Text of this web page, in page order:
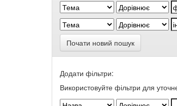
Почати новий пошук
Додати фільтри:
Використовуйте фільтри для